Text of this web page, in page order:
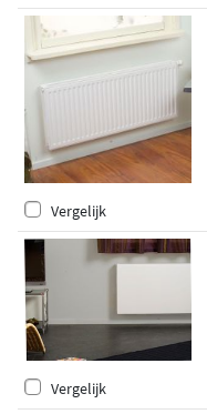
Vergelijk
Vergelijk